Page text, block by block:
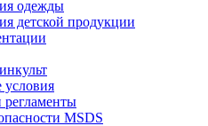
одежды
детской продукции
условия
MSDS